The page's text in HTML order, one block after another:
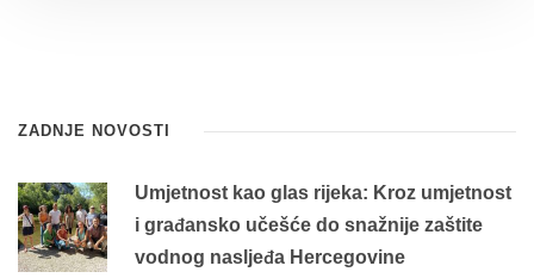
ZADNJE NOVOSTI
Umjetnost kao glas rijeka: Kroz umjetnost
i građansko učešće do snažnije zaštite
vodnog nasljeđa Hercegovine